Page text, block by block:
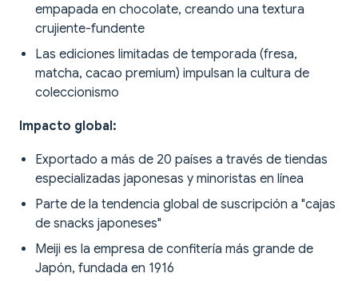
empapada en chocolate, creando una textura
crujiente-fundente
Las ediciones limitadas de temporada (fresa,
matcha, cacao premium) impulsan la cultura de
coleccionismo
Impacto global:
Exportado a más de 20 países a través de tiendas
especializadas japonesas y minoristas en línea
Parte de la tendencia global de suscripción a "cajas
de snacks japoneses"
Meiji es la empresa de confitería más grande de
Japón, fundada en 1916